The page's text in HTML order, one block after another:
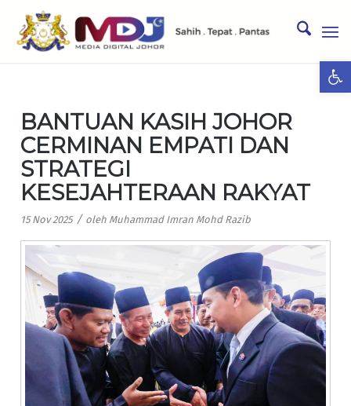
BANTUAN KASIH JOHOR
CERMINAN EMPATI DAN
STRATEGI
KESEJAHTERAAN RAKYAT
15 Nov 2025 / oleh Muhammad Imran Mohd Razib